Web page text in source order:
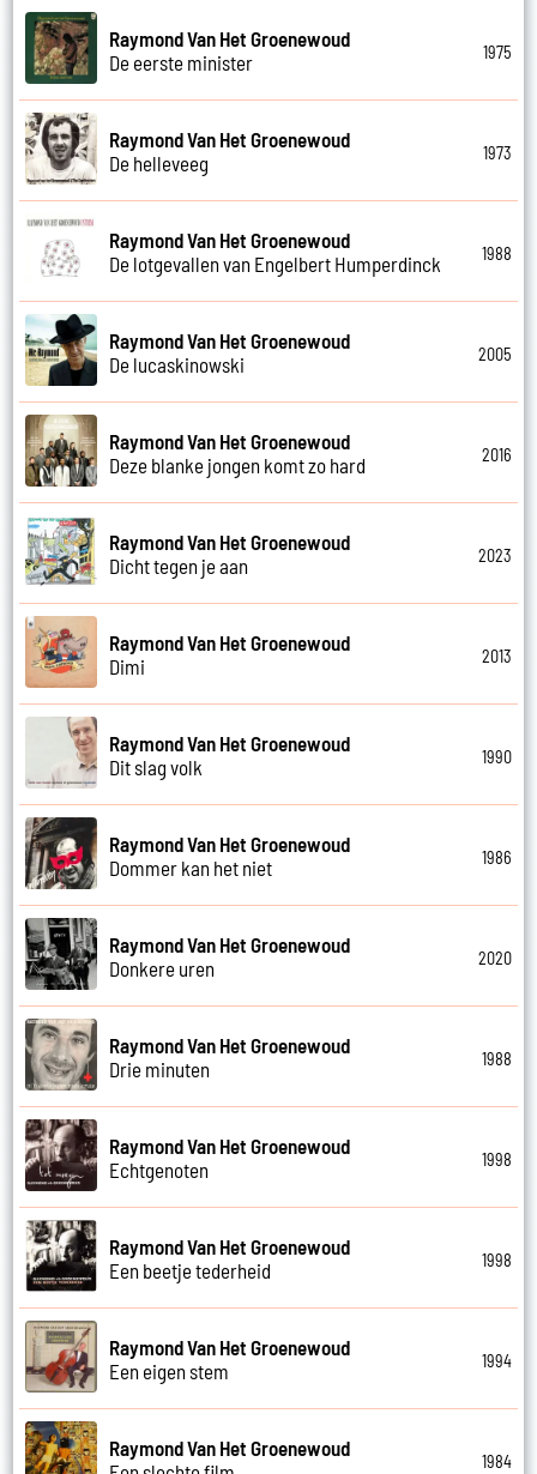
Raymond Van Het Groenewoud
De eerste minister
1975
Raymond Van Het Groenewoud
De helleveeg
1973
Raymond Van Het Groenewoud
De lotgevallen van Engelbert Humperdinck
1988
Raymond Van Het Groenewoud
De lucaskinowski
2005
Raymond Van Het Groenewoud
Deze blanke jongen komt zo hard
2016
Raymond Van Het Groenewoud
Dicht tegen je aan
2023
Raymond Van Het Groenewoud
Dimi
2013
Raymond Van Het Groenewoud
Dit slag volk
1990
Raymond Van Het Groenewoud
Dommer kan het niet
1986
Raymond Van Het Groenewoud
Donkere uren
2020
Raymond Van Het Groenewoud
Drie minuten
1988
Raymond Van Het Groenewoud
Echtgenoten
1998
Raymond Van Het Groenewoud
Een beetje tederheid
1998
Raymond Van Het Groenewoud
Een eigen stem
1994
Raymond Van Het Groenewoud
1984